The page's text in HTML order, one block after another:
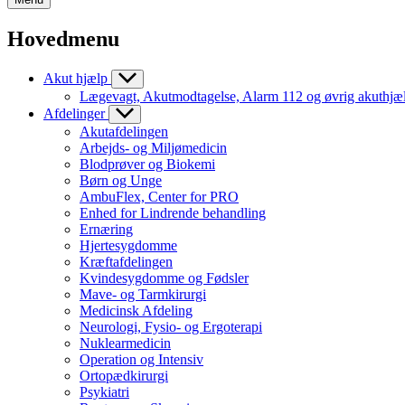
Hovedmenu
Akut hjælp
Lægevagt, Akutmodtagelse, Alarm 112 og øvrig
Afdelinger
Akutafdelingen
Arbejds- og Miljømedicin
Blodprøver og Biokemi
Børn og Unge
AmbuFlex, Center for PRO
Enhed for Lindrende behandling
Ernæring
Hjertesygdomme
Kræftafdelingen
Kvindesygdomme og Fødsler
Mave- og Tarmkirurgi
Medicinsk Afdeling
Neurologi, Fysio- og Ergoterapi
Nuklearmedicin
Operation og Intensiv
Ortopædkirurgi
Psykiatri